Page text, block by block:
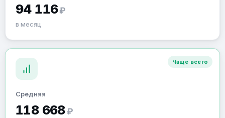
94 116₽
в месяц
Чаще всего
Средняя
118 668 ₽